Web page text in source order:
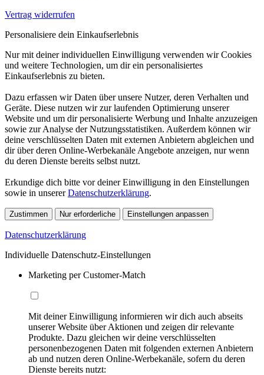
Vertrag widerrufen
Personalisiere dein Einkaufserlebnis
Nur mit deiner individuellen Einwilligung verwenden wir Cookies
und weitere Technologien, um dir ein personalisiertes
Einkaufserlebnis zu bieten.
Dazu erfassen wir Daten über unsere Nutzer, deren Verhalten und
Geräte. Diese nutzen wir zur laufenden Optimierung unserer
Website und um dir personalisierte Werbung und Inhalte anzuzeigen
sowie zur Analyse der Nutzungsstatistiken. Außerdem können wir
deine verschlüsselten Daten mit externen Anbietern abgleichen und
dir über deren Online-Werbekanäle Angebote anzeigen, nur wenn
du deren Dienste bereits selbst nutzt.
Erkundige dich bitte vor deiner Einwilligung in den Einstellungen
sowie in unsererDatenschutzerklärung.
Zustimmen Nur erforderliche Einstellungen anpassen
Datenschutzerklärung
Individuelle Datenschutz-Einstellungen
Marketing per Customer-Match
Mit deiner Einwilligung informieren wir dich auch abseits
unserer Website über Aktionen und zeigen dir relevante
Produkte. Dazu gleichen wir deine verschlüsselten
personenbezogenen Daten mit folgenden externen Anbietern
ab und nutzen deren Online-Werbekanäle, sofern du deren
Dienste bereits nutzt: